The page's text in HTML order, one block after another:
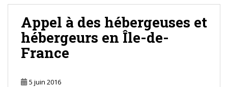
Appel à des hébergeuses et
hébergeurs en Île-de-
France
5 juin 2016